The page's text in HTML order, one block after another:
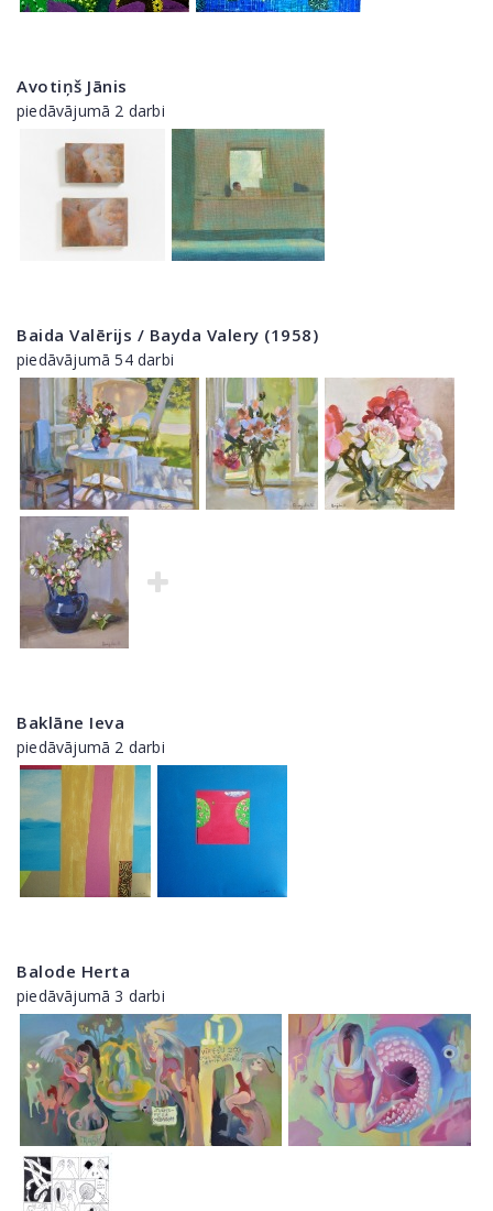
Avotiņš Jānis
piedāvājumā 2 darbi
Baida Valērijs / Bayda Valery (1958)
piedāvājumā 54 darbi
Baklāne Ieva
piedāvājumā 2 darbi
Balode Herta
piedāvājumā 3 darbi